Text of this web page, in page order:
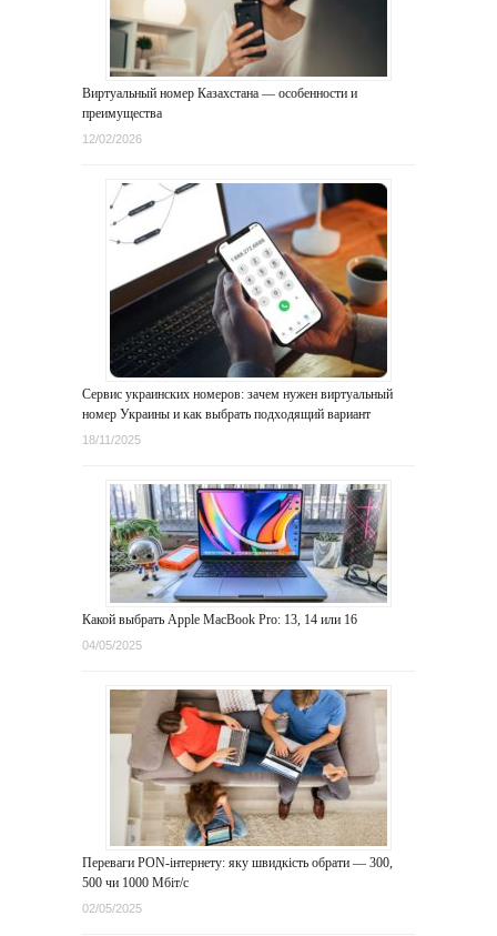
Виртуальный номер Казахстана — особенности и
преимущества
12/02/2026
Сервис украинских номеров: зачем нужен виртуальный
номер Украины и как выбрать подходящий вариант
18/11/2025
Какой выбрать Apple MacBook Pro: 13, 14 или 16
04/05/2025
Переваги PON-інтернету: яку швидкість обрати — 300,
500 чи 1000 Мбіт/с
02/05/2025